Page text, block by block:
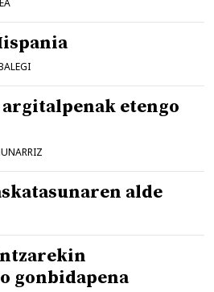
etengo
alde
gonbidapena